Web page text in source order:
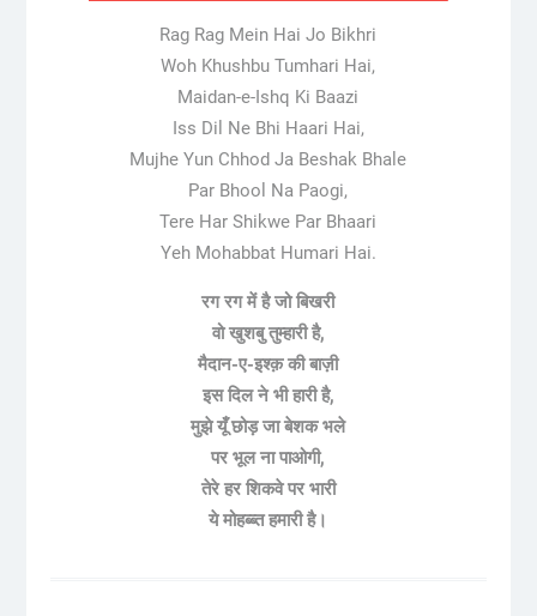
Rag Rag Mein Hai Jo Bikhri
Woh Khushbu Tumhari Hai,
Maidan-e-Ishq Ki Baazi
Iss Dil Ne Bhi Haari Hai,
Mujhe Yun Chhod Ja Beshak Bhale
Par Bhool Na Paogi,
Tere Har Shikwe Par Bhaari
Yeh Mohabbat Humari Hai.
रग रग में है जो बिखरी
वो खुशबु तुम्हारी है,
मैदान-ए-इश्क़ की बाज़ी
इस दिल ने भी हारी है,
मुझे यूँ छोड़ जा बेशक भले
पर भूल ना पाओगी,
तेरे हर शिकवे पर भारी
ये मोहब्ब्त हमारी है।